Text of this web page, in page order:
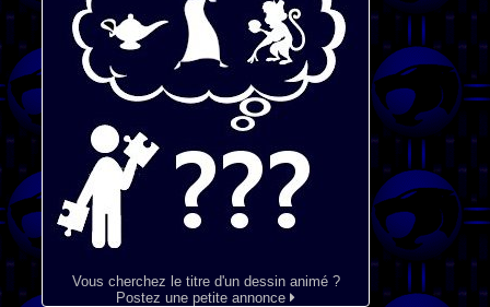
Vous cherchez le titre d'un dessin animé ?
Postez une petite annonce